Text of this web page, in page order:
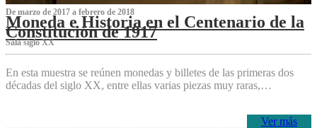
De marzo de 2017 a febrero de 2018
Moneda e Historia en el Centenario de la
Constitución de 1917
Sala siglo XX
En esta muestra se reúnen monedas y billetes de las primeras dos
décadas del siglo XX, entre ellas varias piezas muy raras,…
Ver más